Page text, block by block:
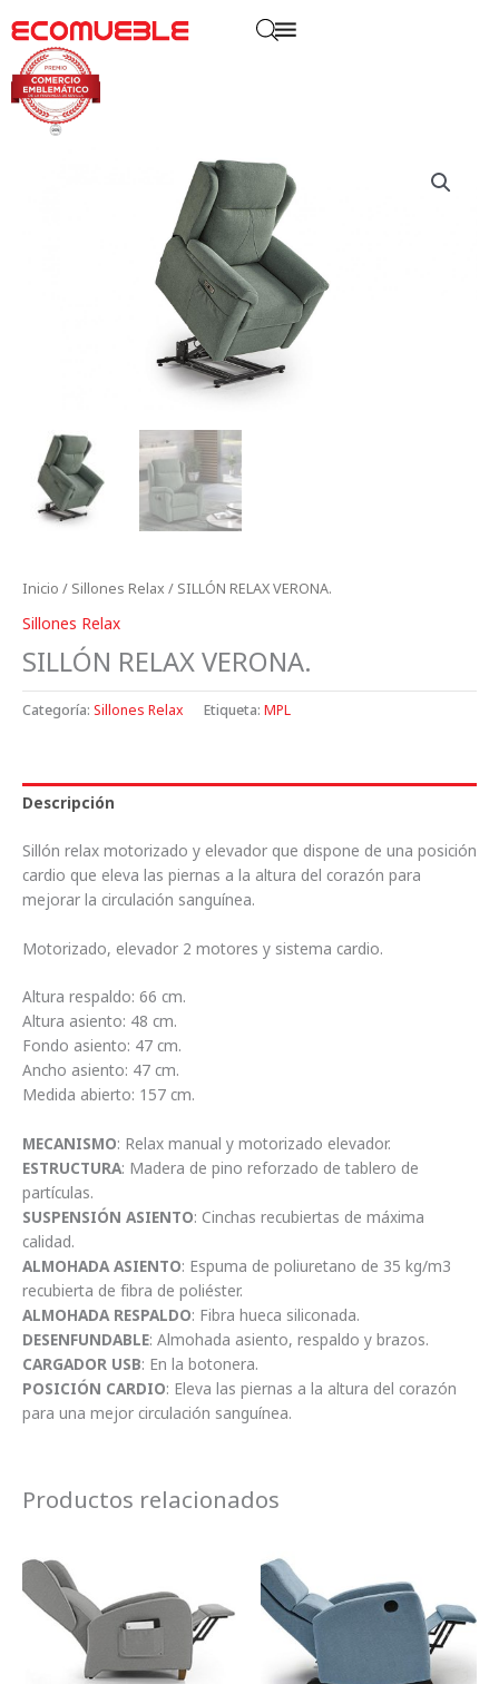
Inicio / Sillones Relax / SILLÓN RELAX VERONA.
Sillones Relax
SILLÓN RELAX VERONA.
Categoría: Sillones Relax Etiqueta: MPL
Descripción
Sillón relax motorizado y elevador que dispone de una posición
cardio que eleva las piernas a la altura del corazón para
mejorar la circulación sanguínea.
Motorizado, elevador 2 motores y sistema cardio.
Altura respaldo: 66 cm.
Altura asiento: 48 cm.
Fondo asiento: 47 cm.
Ancho asiento: 47 cm.
Medida abierto: 157 cm.
MECANISMO: Relax manual y motorizado elevador.
ESTRUCTURA: Madera de pino reforzado de tablero de
partículas.
SUSPENSIÓN ASIENTO: Cinchas recubiertas de máxima
calidad.
ALMOHADA ASIENTO: Espuma de poliuretano de 35 kg/m3
recubierta de fibra de poliéster.
ALMOHADA RESPALDO: Fibra hueca siliconada.
DESENFUNDABLE: Almohada asiento, respaldo y brazos.
CARGADOR USB: En la botonera.
POSICIÓN CARDIO: Eleva las piernas a la altura del corazón
para una mejor circulación sanguínea.
Productos relacionados